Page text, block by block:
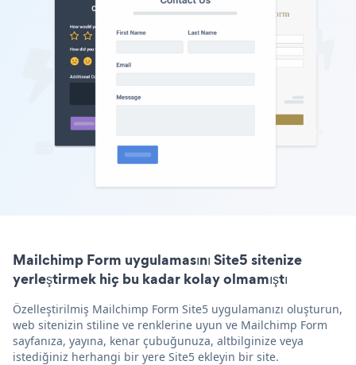
Mailchimp Form uygulamasını Site5 sitenize
yerleştirmek hiç bu kadar kolay olmamıştı
Özelleştirilmiş Mailchimp Form Site5 uygulamanızı oluşturun,
web sitenizin stiline ve renklerine uyun ve Mailchimp Form
sayfanıza, yayına, kenar çubuğunuza, altbilginize veya
istediğiniz herhangi bir yere Site5 ekleyin bir site.